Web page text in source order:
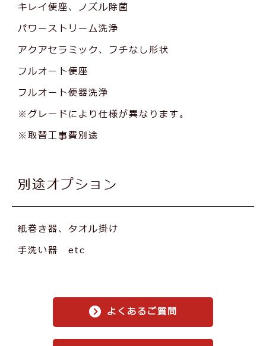
キレイ便座、ノズル除菌
パワーストリーム洗浄
アクアセラミック、フチなし形状
フルオート便座
フルオート便器洗浄
※グレードにより仕様が異なります。
※取替工事費別途
別途オプション
紙巻き器、タオル掛け
手洗い器 etc
よくあるご質問